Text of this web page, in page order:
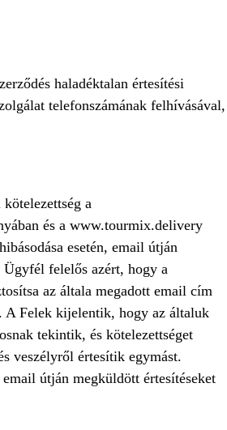
haladéktalan értesítési
telefonszámának felhívásával,
a
és a www.tourmix.delivery
esetén, email útján
felelős azért, hogy a
az általa megadott email cím
A Felek kijelentik, hogy az általuk
tekintik, és kötelezettséget
veszélyről értesítik egymást.
útján megküldött értesítéseket